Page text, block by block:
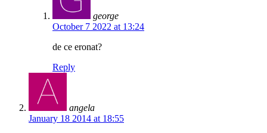
george
October 7 2022 at 13:24
de ce eronat?
Reply
angela
January 18 2014 at 18:55